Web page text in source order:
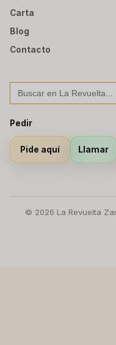
Carta
Blog
Contacto
Buscar:
Pedir
Pide aquí Llamar
© 2026 La Revuelta